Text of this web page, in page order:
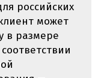
российских
может
в размере